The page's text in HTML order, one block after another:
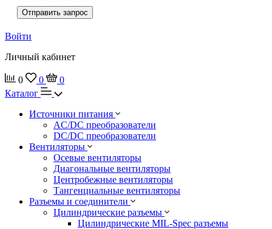
Отправить запрос
Войти
Личный кабинет
0 0
0
Каталог
Источники питания
AC/DC преобразователи
DC/DC преобразователи
Вентиляторы
Осевые вентиляторы
Диагональные вентиляторы
Центробежные вентиляторы
Тангенциальные вентиляторы
Разъемы и соединители
Цилиндрические разъемы
Цилиндрические MIL-Spec разъемы